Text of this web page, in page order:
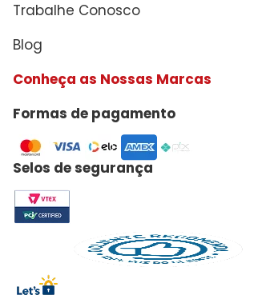
Trabalhe Conosco
Blog
Conheça as Nossas Marcas
Formas de pagamento
Selos de segurança